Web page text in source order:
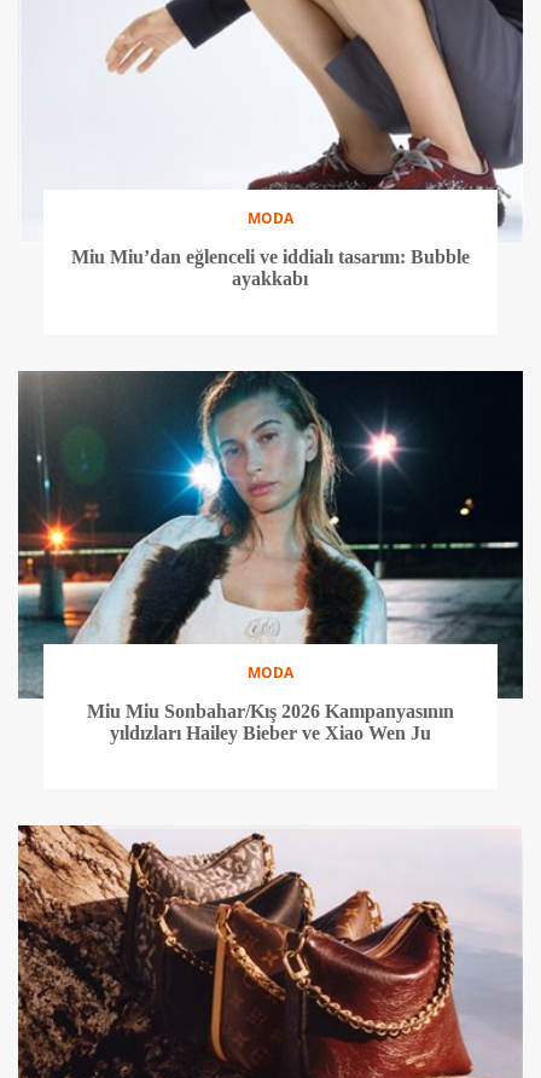
MODA
Miu Miu’dan eğlenceli ve iddialı tasarım: Bubble
ayakkabı
MODA
Miu Miu Sonbahar/Kış 2026 Kampanyasının
yıldızları Hailey Bieber ve Xiao Wen Ju